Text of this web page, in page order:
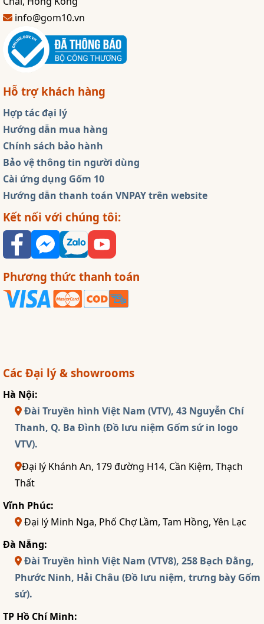
info@gom10.vn
Hỗ trợ khách hàng
Hợp tác đại lý
Hướng dẫn mua hàng
Chính sách bảo hành
Bảo vệ thông tin người dùng
Cài ứng dụng Gốm 10
Hướng dẫn thanh toán VNPAY trên website
Kết nối với chúng tôi:
Phương thức thanh toán
Các Đại lý & showrooms
Hà Nội:
Đài Truyền hình Việt Nam (VTV), 43 Nguyễn Chí
Thanh, Q. Ba Đình (Đồ lưu niệm Gốm sứ in logo
VTV).
Đại lý Khánh An, 179 đường H14, Cần Kiệm, Thạch
Thất
Vĩnh Phúc:
Đại lý Minh Nga, Phố Chợ Lầm, Tam Hồng, Yên Lạc
Đà Nẵng:
Đài Truyền hình Việt Nam (VTV8), 258 Bạch Đằng,
Phước Ninh, Hải Châu (Đồ lưu niệm, trưng bày Gốm
sứ).
TP Hồ Chí Minh: